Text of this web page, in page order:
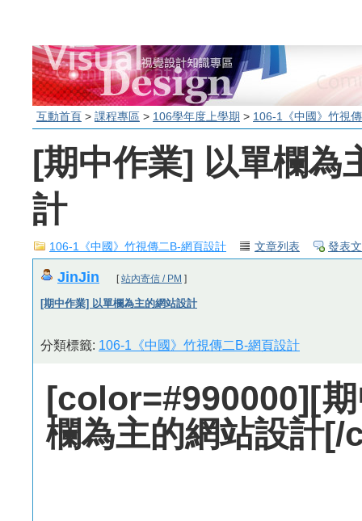
互動首頁 > 課程專區 > 106學年度上學期 > 106-1《中國》竹視
[期中作業] 以單欄為
計
106-1《中國》竹視傳二B-網頁設計 文章列表 發表
JinJin [站內寄信 / PM ]
[期中作業] 以單欄為主的網站設計
分類標籤: 106-1《中國》竹視傳二B-網頁設計
[color=#990000][
欄為主的網站設計